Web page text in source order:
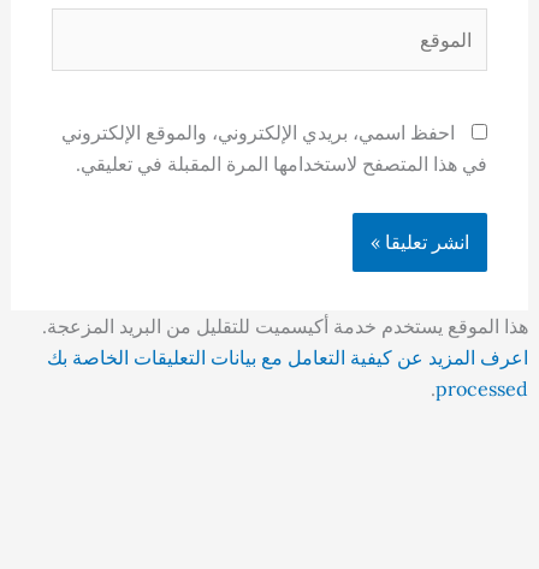
احفظ اسمي، بريدي الإلكتروني، والموقع الإلكتروني
في هذا المتصفح لاستخدامها المرة المقبلة في تعليقي.
هذا الموقع يستخدم خدمة أكيسميت للتقليل من البريد المزعجة.
اعرف المزيد عن كيفية التعامل مع بيانات التعليقات الخاصة بك
processed
.